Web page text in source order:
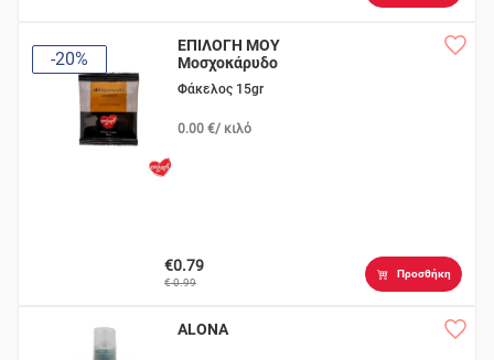
-20%
ΕΠΙΛΟΓΗ ΜΟΥ
Μοσχοκάρυδο
Τριμμένο
Φάκελος 15gr
0.00 €/ κιλό
€0.79
€ 0.99
Προσθήκη
ALONA